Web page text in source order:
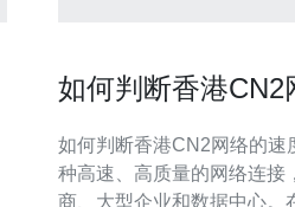
如何判断香港
如何判断香港CN2网络的速度和稳定性
种高速、高质量的网络连接
商、大型企业和数据中心。